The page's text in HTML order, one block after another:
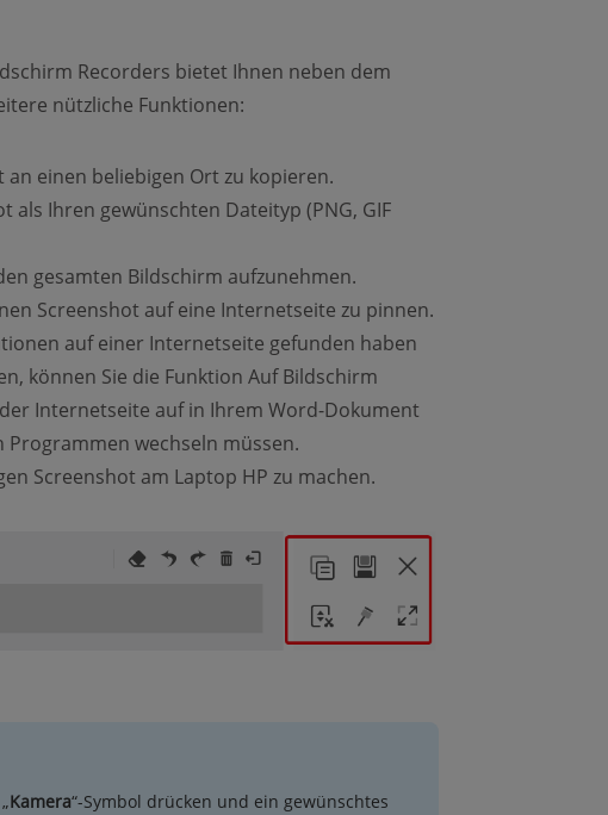
Recorders bietet Ihnen neben dem
nützliche Funktionen:
an einen beliebigen Ort zu kopieren.
als Ihren gewünschten Dateityp (PNG, GIF
gesamten Bildschirm aufzunehmen.
Screenshot auf eine Internetseite zu pinnen.
auf einer Internetseite gefunden haben
können Sie die Funktion Auf Bildschirm
Internetseite auf in Ihrem Word-Dokument
Programmen wechseln müssen.
Screenshot am Laptop HP zu machen.
Kamera“-Symbol drücken und ein gewünschtes